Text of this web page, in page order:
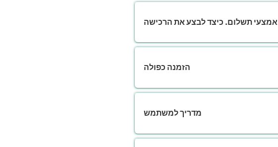
אמצעי תשלום. כיצד לבצע את הרכישה
הזמנה כפולה
מדריך למשתמש